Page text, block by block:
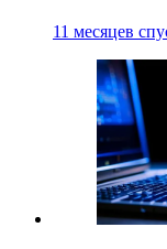
11 месяцев